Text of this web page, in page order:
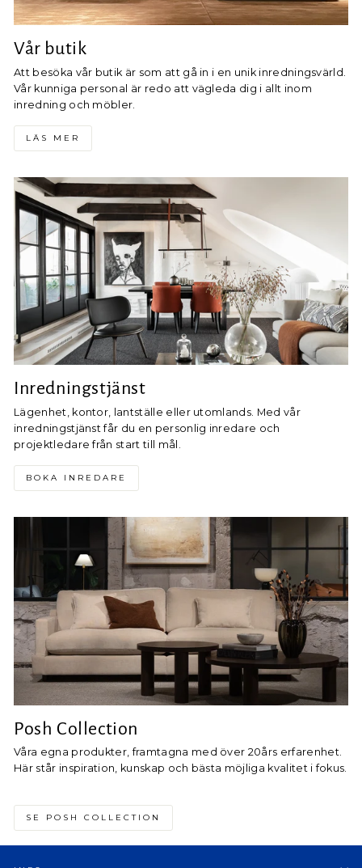
Vår butik
Att besöka vår butik är som att gå in i en unik inredningsvärld.
Vår kunniga personal är redo att vägleda dig i allt inom
inredning och möbler.
LÄS MER
Inredningstjänst
Lägenhet, kontor, lantställe eller utomlands. Med vår
inredningstjänst får du en personlig inredare och
projektledare från start till mål.
BOKA INREDARE
Posh Collection
Våra egna produkter, framtagna med över 20års erfarenhet.
Här står inspiration, kunskap och bästa möjliga kvalitet i fokus.
SE POSH COLLECTION